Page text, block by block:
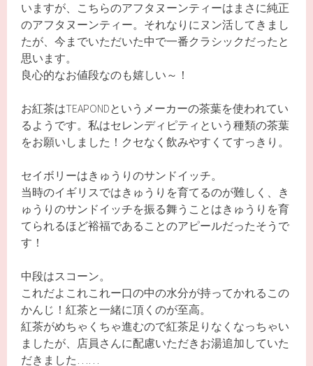
いますが、こちらのアフタヌーンティーはまさに純正
のアフタヌーンティー。それなりにヌン活してきまし
たが、今までいただいた中で一番クラシックだったと
思います。
良心的なお値段なのも嬉しい～！
お紅茶はTEAPONDというメーカーの茶葉を使われてい
るようです。私はセレンディピティという種類の茶葉
をお願いしました！クセなく飲みやすくてすっきり。
セイボリーはきゅうりのサンドイッチ。
当時のイギリスではきゅうりを育てるのが難しく、き
ゅうりのサンドイッチを振る舞うことはきゅうりを育
てられるほど裕福であることのアピールだったそうで
す！
中段はスコーン。
これだよこれこれー口の中の水分が持ってかれるこの
かんじ！紅茶と一緒に頂くのが至高。
紅茶がめちゃくちゃ進むので紅茶足りなくなっちゃい
ましたが、店員さんに配慮いただきお湯追加していた
だきました……